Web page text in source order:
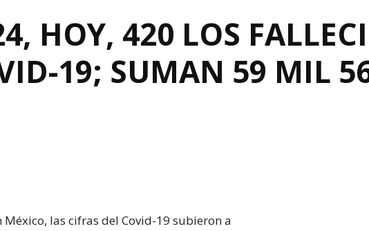
HOY, 420 LOS
19; SUMAN 59 MIL
las cifras del Covid-19 subieron a